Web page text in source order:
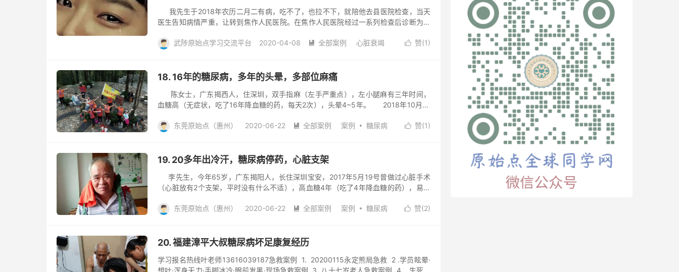
我先生于2018年农历二月二有病，吃不了，也拉不下，就陪他去县医院检查，当天
医生告知病情严重，让转到焦作人民医院。在焦作人民医院经过一系列检查后诊断为：
衰、血脂稠，接下来就开始了医生的所谓治疗。 胃部负压抽水，禁食、禁水，每天
穿刺，让液体直接流到静脉内。 经过一个月治疗，钱已花了六万多，肚子更大，排便
 赞(1)
武陟原始点学习交流平台 2020-04-08  全部案例
心脏衰竭
18. 16年的糖尿病，多年的头晕，多部位麻痛
陈女士，广东揭西人，住深圳，双手指麻（左手严重点），左小腿麻有三年时间，
血糖高（无症状，吃了16年降血糖的药，每天2次），头晕4~5年。 2018年10月14
克干姜片补充内热源，每天保持长时间温敷（白天红豆袋或暧贴，晚上睡水暧床），爱
3年的双手指麻，左小腿麻，现已康复。 2、血糖高（原始点调理的第...
 赞(1)
东莞原始点（惠州） 2020-06-22  全部案例 案例
糖尿病
19. 20多年出冷汗，糖尿病停药，心脏支架
李先生，今年65岁，广东揭阳人，长住深圳宝安，2017年5月19号曾做过心脏手术
（心脏放有2个支架，平时没有什么不适），高血糖4年（吃了4年降血糖的药），易出
友介绍结缘原始点（石碣公益原始点编号L852）！ 爱好运动的李先生在原始点调理
红豆袋、晚上睡水暖床，做到长时间温敷，平时不吃水果等寒凉食物，温热饮食，截止
 赞(2)
东莞原始点（惠州） 2020-06-22  全部案例 案例
糖尿病
20. 福建漳平大叔糖尿病坏足康复经历
学习报名热线叶老师13616039187急救案例 1. 20200115永定熊局急救 2 .学员眩晕·
想吐·浑身无力·手脚冰冷·眼前发黑·现场急救案例 3. 八十七岁老人急救案例 4. 生死急